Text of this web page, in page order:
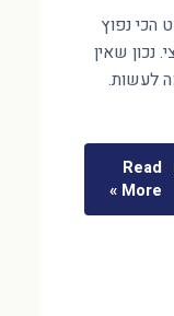
הכי נפוץ
נכון שאין
לעשות.
Read
More »